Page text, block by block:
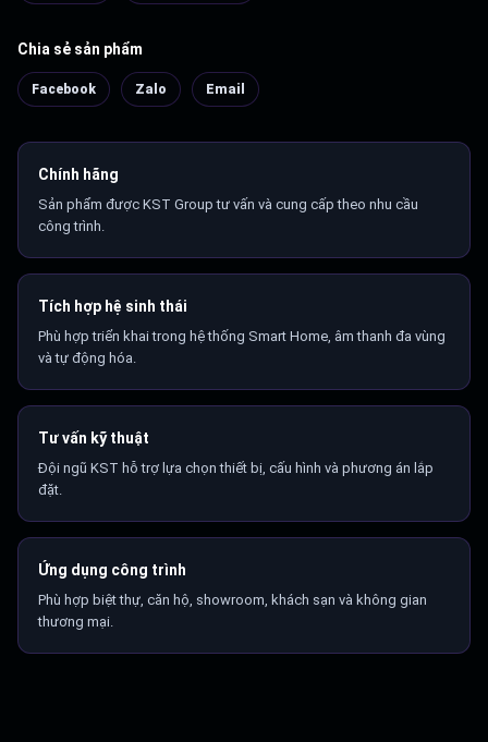
Chia sẻ sản phẩm
Facebook Zalo Email
Chính hãng
Sản phẩm được KST Group tư vấn và cung cấp theo nhu cầu
công trình.
Tích hợp hệ sinh thái
Phù hợp triển khai trong hệ thống Smart Home, âm thanh đa vùng
và tự động hóa.
Tư vấn kỹ thuật
Đội ngũ KST hỗ trợ lựa chọn thiết bị, cấu hình và phương án lắp
đặt.
Ứng dụng công trình
Phù hợp biệt thự, căn hộ, showroom, khách sạn và không gian
thương mại.